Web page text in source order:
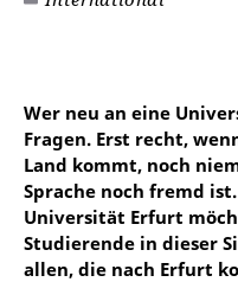
Wer neu an eine
Fragen. Erst recht,
Land kommt, noch
Sprache noch fremd
Universität Erfurt
Studierende in dieser
allen, die nach Erfurt